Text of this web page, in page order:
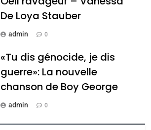
De Loya Stauber
admin 0
«Tu dis génocide, je dis
guerre»: La nouvelle
chanson de Boy George
admin 0
Azilal consacrés produits
du terroir
DAFINA MAROC
Oeil ravageur – Vanessa
De Loya Stauber